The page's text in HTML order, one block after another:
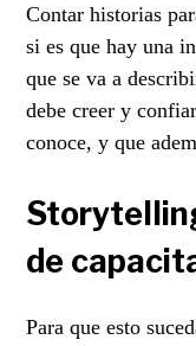
Contar historias
si es que hay una
que se va a
debe creer y
conoce, y que
de
Para que esto